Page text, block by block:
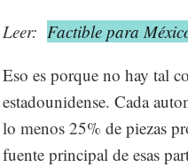
Leer: Factible para
Eso es porque no hay tal
estadounidense. Cada
lo menos 25% de piezas
fuente principal de esas